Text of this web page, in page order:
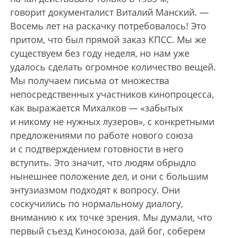
говорит документалист Виталий Манский. —
Восемь лет на раскачку потребовалось! Это
притом, что был прямой заказ КПСС. Мы же
существуем без году неделя, но нам уже
удалось сделать огромное количество вещей.
Мы получаем письма от множества
непосредственных участников кинопроцесса,
как выражается Михалков — «забытых
и никому не нужных лузеров», с конкретными
предложениями по работе нового союза
и с подтверждением готовности в него
вступить. Это значит, что людям обрыдло
нынешнее положение дел, и они с большим
энтузиазмом подходят к вопросу. Они
соскучились по нормальному диалогу,
вниманию к их точке зрения. Мы думали, что
первый съезд Киносоюза, дай бог, соберем